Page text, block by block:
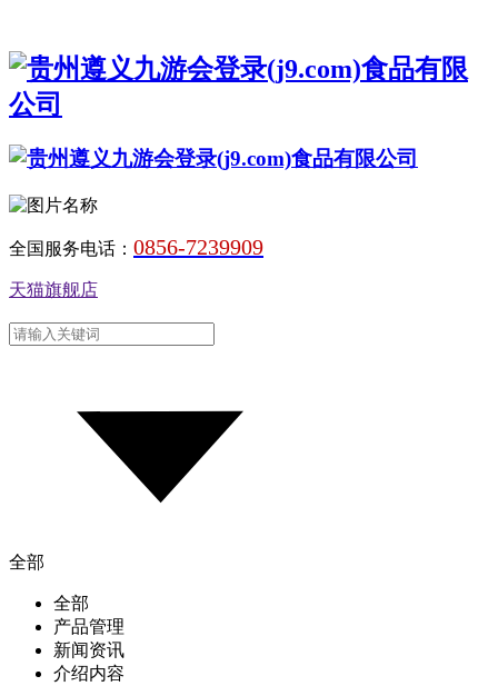
全国服务电话： 0856-7239909
天猫旗舰店
全部
全部
产品管理
新闻资讯
介绍内容